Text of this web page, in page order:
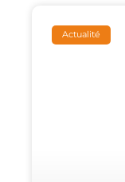
Actualité